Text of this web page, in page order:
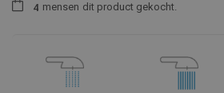
4 mensen dit product gekocht.